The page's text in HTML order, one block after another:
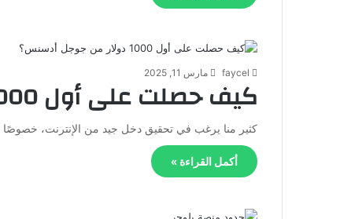
faycel مارس 11, 2025
كيف حصلت على أول 1000 دولار من جوجل أدسنس؟
كثير منا يرغب في تحقيق دخل جيد من الإنترنت،
أكمل القراءة »